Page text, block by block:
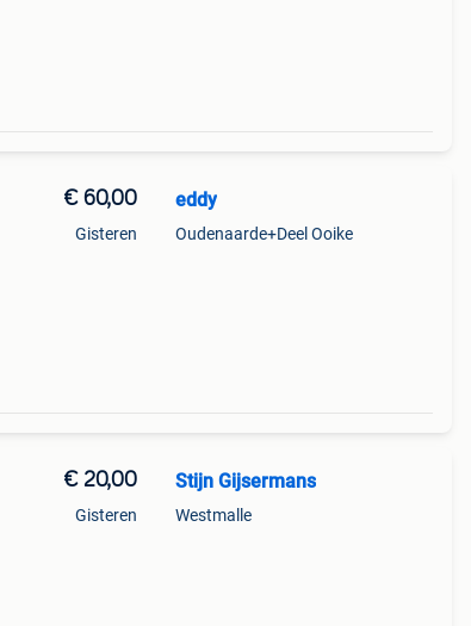
€ 60,00
Gisteren
eddy
Oudenaarde+Deel Ooike
€ 20,00
Gisteren
Stijn Gijsermans
Westmalle